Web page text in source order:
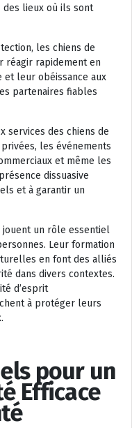
lieux où ils sont
les chiens de
réagir rapidement en
et leur obéissance aux
partenaires fiables
services des chiens de
les événements
et même les
dissuasive
et à garantir un
jouent un rôle essentiel
Leur formation
en font des alliés
dans divers contextes.
d’esprit
à protéger leurs
pour un
Efficace